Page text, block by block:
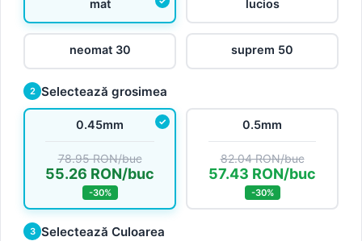
mat lucios
neomat 30 suprem 50
2 Selectează grosimea
0.45mm
78.95 RON/buc
55.26 RON/buc
-30%
0.5mm
82.04 RON/buc
57.43 RON/buc
-30%
3 Selectează Culoarea